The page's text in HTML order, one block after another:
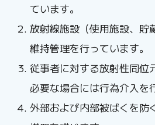
ています。
放射線施設（使用施設、貯
維持管理を行っています。
従事者に対する放射性同位
必要な場合には行為介入を
外部および内部被ばくを防